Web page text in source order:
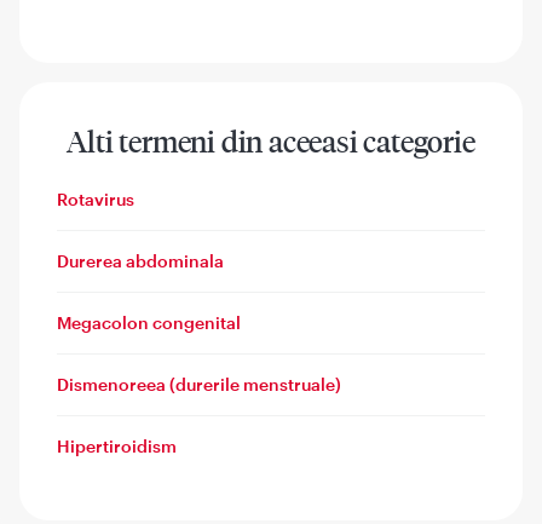
Alti termeni din aceeasi categorie
Rotavirus
Durerea abdominala
Megacolon congenital
Dismenoreea (durerile menstruale)
Hipertiroidism